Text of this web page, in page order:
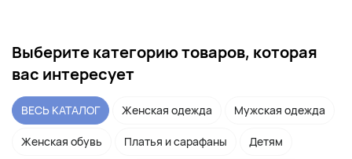
Выберите категорию товаров, которая
вас интересует
ВЕСЬ КАТАЛОГ Женская одежда Мужская одежда
Женская обувь Платья и сарафаны Детям